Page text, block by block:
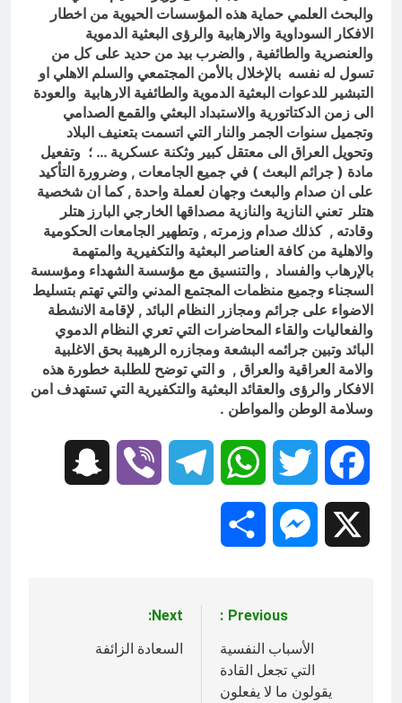
والبحث العلمي حماية هذه المؤسسات الحيوية من اخطار
الافكار السوداوية والارهابية والرؤى البعثية الدموية
والعنصرية والطائفية , والضرب بيد من حديد على كل من
تسول له نفسه بالإخلال بالأمن المجتمعي والسلم الاهلي او
التبشير للدعوات البعثية الدموية والطائفية الارهابية والعودة
الى زمن الدكتاتورية والاستبداد البعثي والقمع الصدامي
وتجميل سنوات الجمر والنار التي اتسمت بتعنيف البلاد
وتحويل العراق الى معتقل كبير وثكنة عسكرية … ؛ وتفعيل
مادة ( جرائم البعث ) في جميع الجامعات , وضرورة التأكيد
على ان صدام والبعث وجهان لعملة واحدة , كما ان شخصية
هتلر تعني النازية والنازية مصداقها الخارجي البارز هتلر
وقادته , كذلك صدام وزمرته , وتطهير الجامعات الحكومية
والاهلية من كافة العناصر البعثية والتكفيرية والمتهمة
بالإرهاب والفساد , والتنسيق مع مؤسسة الشهداء ومؤسسة
السجناء وجميع منظمات المجتمع المدني والتي تهتم بتسليط
الاضواء على جرائم ومجازر النظام البائد , لإقامة الانشطة
والفعاليات والقاء المحاضرات التي تعري النظام الدموي
البائد وتبين جرائمه البشعة ومجازره الرهيبة بحق الاغلبية
والامة العراقية والعراق , و التي توضح للطلبة خطورة هذه
الافكار والرؤى والعقائد البعثية والتكفيرية التي تستهدف امن
وسلامة الوطن والمواطن .
Facebook
Twitter
WhatsApp
Telegram
Viber
Messenger
المقالات
Previous:
الأسباب النفسية
التي تجعل القادة
يقولون ما لا يفعلون
Next:
السعادة الزائفة